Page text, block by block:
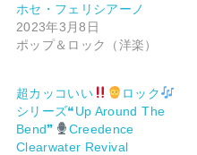
ホセ・フェリシアーノ
2023年3月8日
ポップ＆ロック（洋楽）
超カッコいい
ロック
シリーズ❝Up Around The
Bend❞
Creedence
Clearwater Revival